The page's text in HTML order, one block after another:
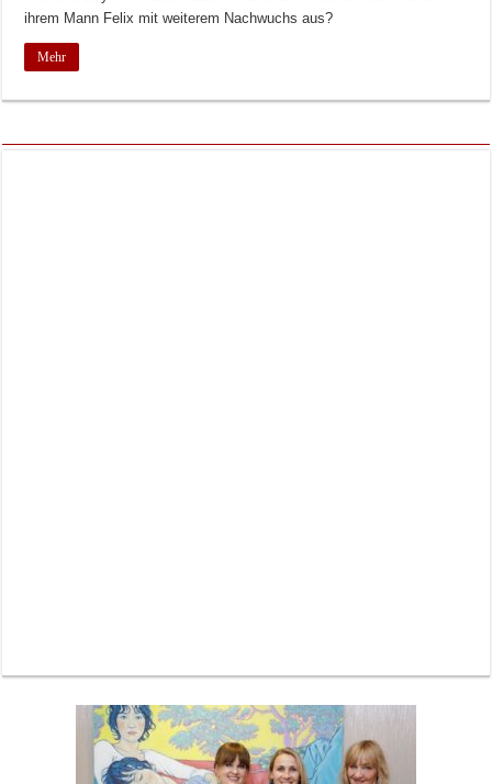
ihrem Mann Felix mit weiterem Nachwuchs aus?
Mehr